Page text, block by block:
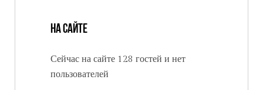
На сайте
Сейчас на сайте 128 гостей и нет
пользователей